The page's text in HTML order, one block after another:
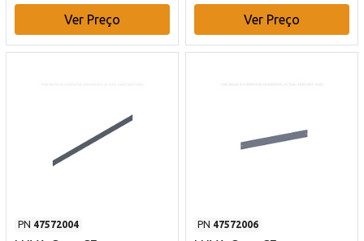
Ver Preço
Ver Preço
PN 47572004 PN 47572006